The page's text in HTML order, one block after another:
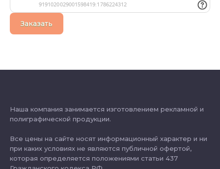
Заказать
Наша компания занимается изготовлением рекламной и
полиграфической продукции.
Все цены на сайте носят информационный характер и ни
при каких условиях не являются публичной офертой,
которая определяется положениями статьи 437